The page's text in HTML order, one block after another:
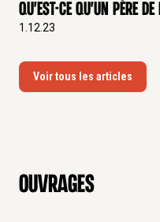
Qu'est-ce qu'un Père de
1.12.23
Voir tous les articles
Ouvrages